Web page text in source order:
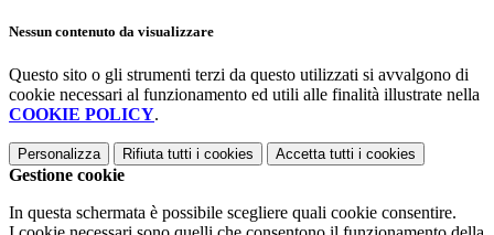
Nessun contenuto da visualizzare
Questo sito o gli strumenti terzi da questo utilizzati si avvalgono di
cookie necessari al funzionamento ed utili alle finalità illustrate nella
COOKIE POLICY.
Personalizza Rifiuta tutti i cookies Accetta tutti i cookies
Gestione cookie
In questa schermata è possibile scegliere quali cookie consentire.